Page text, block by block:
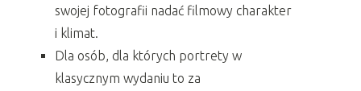
swojej fotografii nadać filmowy charakter
i klimat.
Dla osób, dla których portrety w
klasycznym wydaniu to za